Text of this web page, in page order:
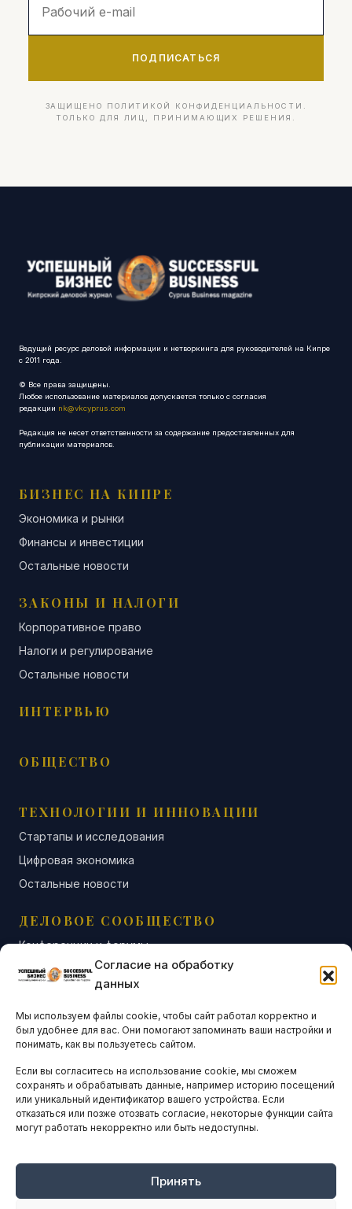
Согласие на обработку
данных
Мы используем файлы cookie, чтобы сайт работал корректно и
был удобнее для вас. Они помогают запоминать ваши настройки и
понимать, как вы пользуетесь сайтом.
Если вы согласитесь на использование cookie, мы сможем
сохранять и обрабатывать данные, например историю посещений
или уникальный идентификатор вашего устройства. Если
отказаться или позже отозвать согласие, некоторые функции сайта
могут работать некорректно или быть недоступны.
Принять
ПОДПИСАТЬСЯ
ЗАЩИЩЕНО ПОЛИТИКОЙ КОНФИДЕНЦИАЛЬНОСТИ.
ТОЛЬКО ДЛЯ ЛИЦ, ПРИНИМАЮЩИХ РЕШЕНИЯ.
Ведущий ресурс деловой информации и нетворкинга для руководителей на Кипре
с 2011 года.
© Все права защищены.
Любое использование материалов допускается только с согласия
редакции nk@vkcyprus.com
Редакция не несет ответственности за содержание предоставленных для
публикации материалов.
БИЗНЕС НА КИПРЕ
Экономика и рынки
Финансы и инвестиции
Остальные новости
ЗАКОНЫ И НАЛОГИ
Корпоративное право
Налоги и регулирование
Остальные новости
ИНТЕРВЬЮ
ОБЩЕСТВО
ТЕХНОЛОГИИ И ИННОВАЦИИ
Стартапы и исследования
Цифровая экономика
Остальные новости
ДЕЛОВОЕ СООБЩЕСТВО
Конференции и форумы
Бизнес-клубы и ассоциации
Остальные новости
АНАЛИТИКА И СТАТИСТИКА
ARTICLES IN ENGLISH
НАВИГАЦИЯ
Оплата онлайн